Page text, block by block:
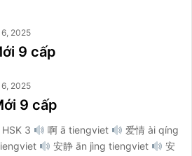
2025
9 cấp
2025
9 cấp
3 啊 ā tiengviet
爱情 ài qíng
安静 ān jìng tiengviet
安